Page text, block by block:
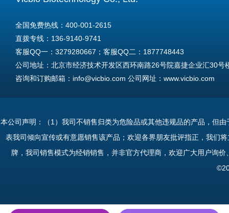
全国免费热线：400-001-2615
直拨专线：136-9140-9741
客服QQ一：3279280667；客服QQ二：1877748443
公司地址：北京市经济技术开发区西环南路26号院嘉捷企业汇30号
咨询和订购邮箱：info@vicbio.com 公司网址：www.vicbio.com
Tel: +86-13691409741
Address: Room 603, Floor 6, Building 30A, No.26, Xihuannan
本公司声明：（1）我司不销售归类为危险品或其他违规品的产品，但
表我司倾向宣传或有意愿销售该产品；欢迎各界朋友批评指正，我们
牌，我司销售模式为经销销售，并非官方代理商，欢迎广大用户询